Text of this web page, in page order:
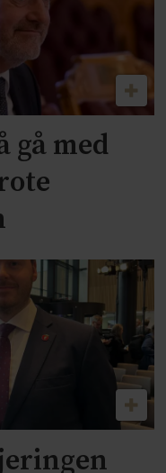
gå med